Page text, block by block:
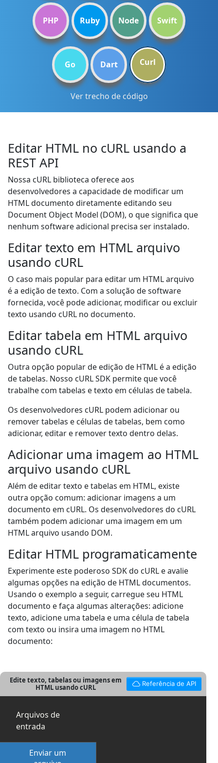
PHP Ruby Node Swift
Go Dart Curl
Ver trecho de código
Editar HTML no cURL usando a
REST API
Nossa cURL biblioteca oferece aos
desenvolvedores a capacidade de modificar um
HTML documento diretamente editando seu
Document Object Model (DOM), o que significa que
nenhum software adicional precisa ser instalado.
Editar texto em HTML arquivo
usando cURL
O caso mais popular para editar um HTML arquivo
é a edição de texto. Com a solução de software
fornecida, você pode adicionar, modificar ou excluir
texto usando cURL no documento.
Editar tabela em HTML arquivo
usando cURL
Outra opção popular de edição de HTML é a edição
de tabelas. Nosso cURL SDK permite que você
trabalhe com tabelas e texto em células de tabela.
Os desenvolvedores cURL podem adicionar ou
remover tabelas e células de tabelas, bem como
adicionar, editar e remover texto dentro delas.
Adicionar uma imagem ao HTML
arquivo usando cURL
Além de editar texto e tabelas em HTML, existe
outra opção comum: adicionar imagens a um
documento em cURL. Os desenvolvedores do cURL
também podem adicionar uma imagem em um
HTML arquivo usando DOM.
Editar HTML programaticamente
Experimente este poderoso SDK do cURL e avalie
algumas opções na edição de HTML documentos.
Usando o exemplo a seguir, carregue seu HTML
documento e faça algumas alterações: adicione
texto, adicione uma tabela e uma célula de tabela
com texto ou insira uma imagem no HTML
documento:
Edite texto, tabelas ou imagens em
HTML usando cURL
Referência de API
Arquivos de
entrada
Enviar um